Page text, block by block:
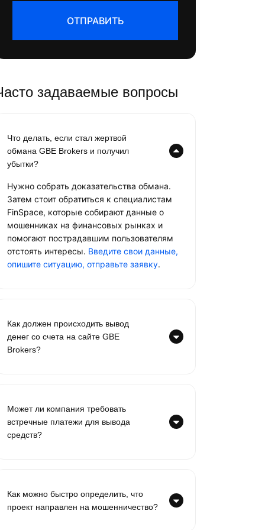
ОТПРАВИТЬ
задаваемые вопросы
Что делать, если стал жертвой
обмана GBE Brokers и получил
убытки?
Нужно собрать доказательства обмана.
Затем стоит обратиться к специалистам
FinSpace, которые собирают данные о
мошенниках на финансовых рынках и
помогают пострадавшим пользователям
отстоять интересы. Введите свои данные,
опишите ситуацию, отправьте заявку.
Как должен происходить вывод
денег со счета на сайте GBE
Brokers?
Может ли компания требовать
встречные платежи для вывода
средств?
Как можно быстро определить, что
проект направлен на мошенничество?